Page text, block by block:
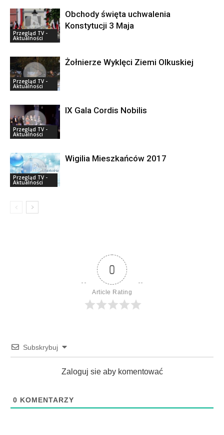
Przegląd TV -
Aktualności
Obchody święta uchwalenia
Konstytucji 3 Maja
Przegląd TV -
Aktualności
Żołnierze Wyklęci Ziemi Olkuskiej
Przegląd TV -
Aktualności
IX Gala Cordis Nobilis
Przegląd TV -
Aktualności
Wigilia Mieszkańców 2017
0
Article Rating
Subskrybuj
Zaloguj sie aby komentować
0 KOMENTARZY